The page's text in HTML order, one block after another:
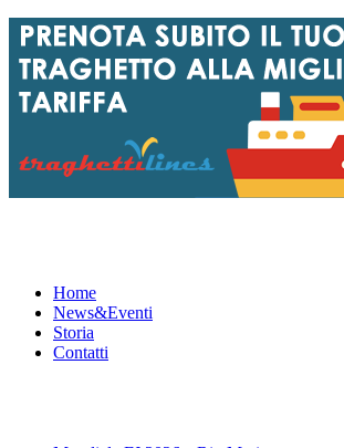
Home
News&Eventi
Storia
Contatti